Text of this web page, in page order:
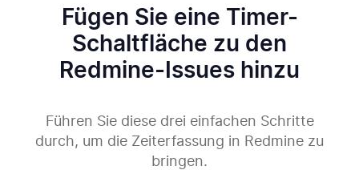
Fügen Sie eine Timer-
Schaltfläche zu den
Redmine-Issues hinzu
Führen Sie diese drei einfachen Schritte
durch, um die Zeiterfassung in Redmine zu
bringen.